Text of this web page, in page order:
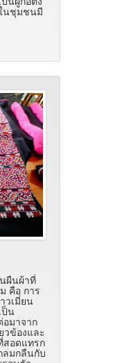
นชุมชนมี
ผืนผ้าที่
คือ การ
วเมี่ยน
ป็น
มาจาก
วข้องและ
สอดแทรก
ลมกลืนกับ